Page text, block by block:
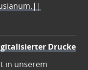
Drucke
in unserem